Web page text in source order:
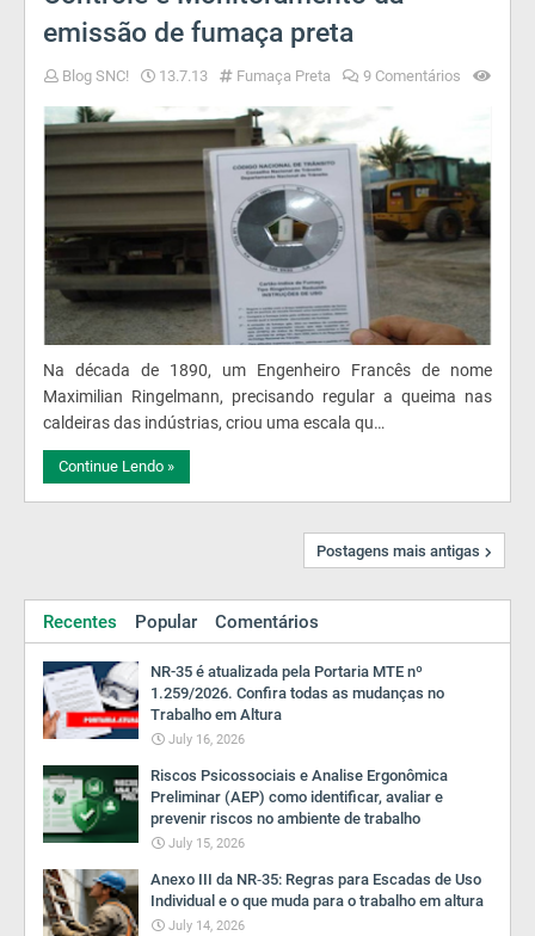
emissão de fumaça preta
Blog SNC! 13.7.13 Fumaça Preta 9 Comentários
Na década de 1890, um Engenheiro Francês de nome
Maximilian Ringelmann, precisando regular a queima nas
caldeiras das indústrias, criou uma escala qu…
Continue Lendo »
Postagens mais antigas
Recentes Popular Comentários
NR-35 é atualizada pela Portaria MTE nº
1.259/2026. Confira todas as mudanças no
Trabalho em Altura
July 16, 2026
Riscos Psicossociais e Analise Ergonômica
Preliminar (AEP) como identificar, avaliar e
prevenir riscos no ambiente de trabalho
July 15, 2026
Anexo III da NR‑35: Regras para Escadas de Uso
Individual e o que muda para o trabalho em altura
July 14, 2026